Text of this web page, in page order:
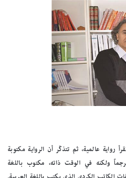
عالمية، ثم تتذكّر أن الرواية مكتوبة
ولكنه في الوقت ذاته، مكتوب باللغة